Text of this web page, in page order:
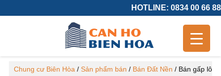
HOTLINE: 0834 00 66 88
Chung cư Biên Hòa / Sản phẩm bán / Bán Đất Nền / Bán gấp lô